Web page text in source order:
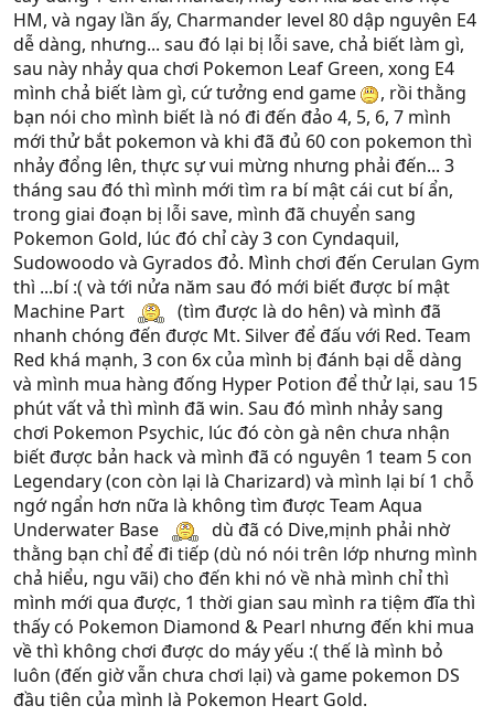
HM, và ngay lần ấy, Charmander level 80 dập nguyên E4
dễ dàng, nhưng... sau đó lại bị lỗi save, chả biết làm gì,
sau này nhảy qua chơi Pokemon Leaf Green, xong E4
mình chả biết làm gì, cứ tưởng end game
, rồi thằng
bạn nói cho mình biết là nó đi đến đảo 4, 5, 6, 7 mình
mới thử bắt pokemon và khi đã đủ 60 con pokemon thì
nhảy đổng lên, thực sự vui mừng nhưng phải đến... 3
tháng sau đó thì mình mới tìm ra bí mật cái cut bí ẩn,
trong giai đoạn bị lỗi save, mình đã chuyển sang
Pokemon Gold, lúc đó chỉ cày 3 con Cyndaquil,
Sudowoodo và Gyrados đỏ. Mình chơi đến Cerulan Gym
thì ...bí :( và tới nửa năm sau đó mới biết được bí mật
Machine Part
(tìm được là do hên) và mình đã
nhanh chóng đến được Mt. Silver để đấu với Red. Team
Red khá mạnh, 3 con 6x của mình bị đánh bại dễ dàng
và mình mua hàng đống Hyper Potion để thử lại, sau 15
phút vất vả thì mình đã win. Sau đó mình nhảy sang
chơi Pokemon Psychic, lúc đó còn gà nên chưa nhận
biết được bản hack và mình đã có nguyên 1 team 5 con
Legendary (con còn lại là Charizard) và mình lại bí 1 chỗ
ngớ ngẩn hơn nữa là không tìm được Team Aqua
Underwater Base
dù đã có Dive,mịnh phải nhờ
thằng bạn chỉ để đi tiếp (dù nó nói trên lớp nhưng mình
chả hiểu, ngu vãi) cho đến khi nó về nhà mình chỉ thì
mình mới qua được, 1 thời gian sau mình ra tiệm đĩa thì
thấy có Pokemon Diamond & Pearl nhưng đến khi mua
về thì không chơi được do máy yếu :( thế là mình bỏ
luôn (đến giờ vẫn chưa chơi lại) và game pokemon DS
đầu tiên của mình là Pokemon Heart Gold.